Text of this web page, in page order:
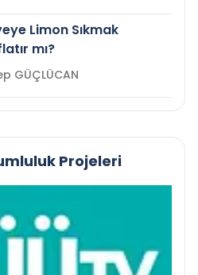
Limon Sıkmak
mı?
Zeynep GÜÇLÜCAN
Projeleri